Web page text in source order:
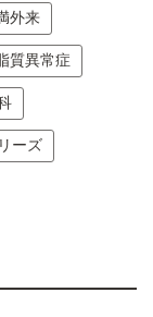
外来
質異常症
ーズ